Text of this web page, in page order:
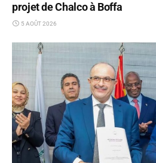
projet de Chalco à Boffa
5 AOÛT 2026